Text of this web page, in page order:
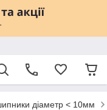
діаметр < 10мм